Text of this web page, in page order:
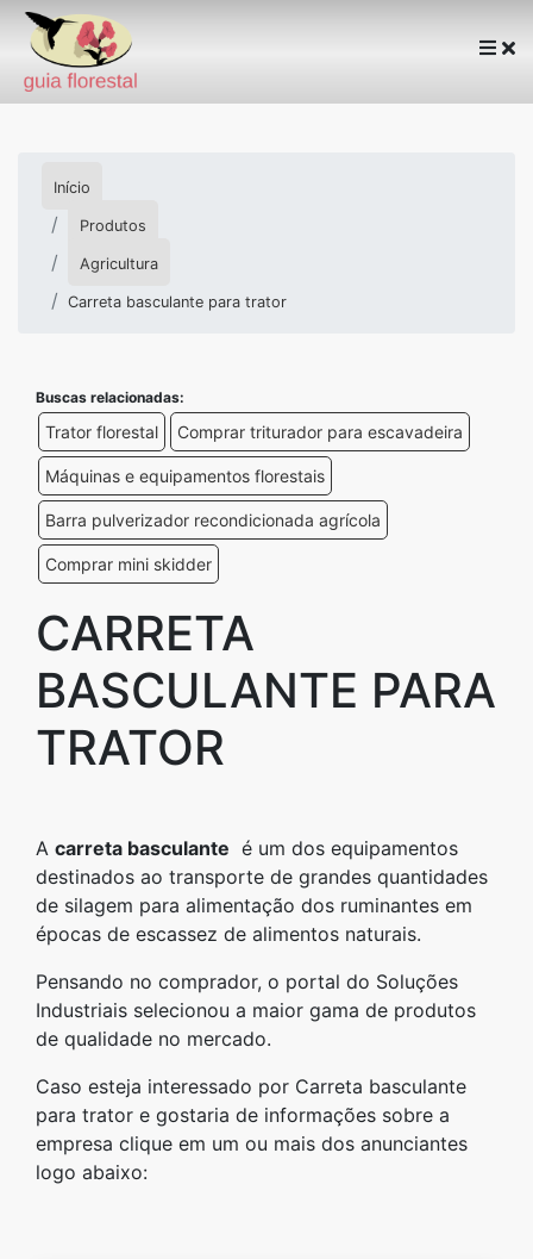
Início
Produtos
Agricultura
Carreta basculante para trator
Buscas relacionadas:
Trator florestal Comprar triturador para escavadeira
Máquinas e equipamentos florestais
Barra pulverizador recondicionada agrícola
Comprar mini skidder
CARRETA
BASCULANTE PARA
TRATOR
A carreta basculante é um dos equipamentos
destinados ao transporte de grandes quantidades
de silagem para alimentação dos ruminantes em
épocas de escassez de alimentos naturais.
Pensando no comprador, o portal do Soluções
Industriais selecionou a maior gama de produtos
de qualidade no mercado.
Caso esteja interessado por Carreta basculante
para trator e gostaria de informações sobre a
empresa clique em um ou mais dos anunciantes
logo abaixo: